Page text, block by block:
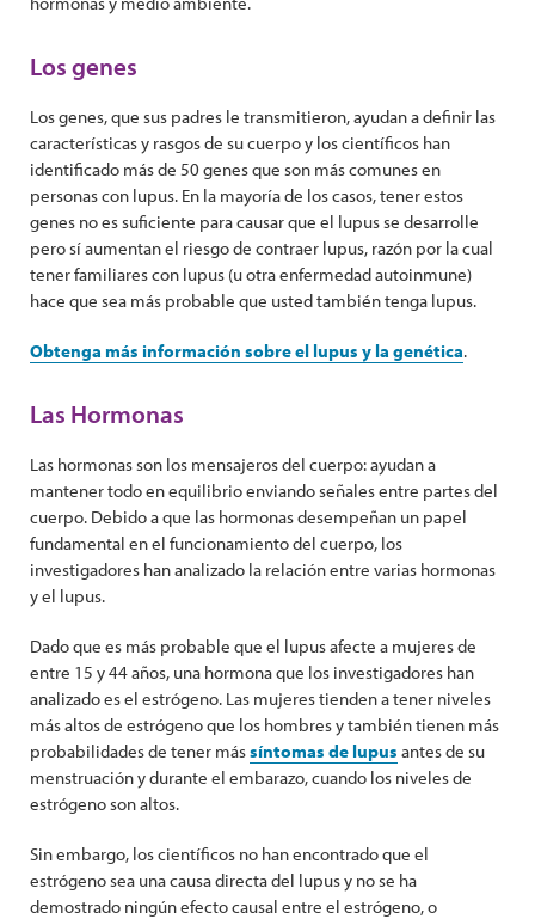
Los genes
Los genes, que sus padres le transmitieron, ayudan a definir las
características y rasgos de su cuerpo y los científicos han
identificado más de 50 genes que son más comunes en
personas con lupus. En la mayoría de los casos, tener estos
genes no es suficiente para causar que el lupus se desarrolle
pero sí aumentan el riesgo de contraer lupus, razón por la cual
tener familiares con lupus (u otra enfermedad autoinmune)
hace que sea más probable que usted también tenga lupus.
Obtenga más información sobre el lupus y la genética.
Las Hormonas
Las hormonas son los mensajeros del cuerpo: ayudan a
mantener todo en equilibrio enviando señales entre partes del
cuerpo. Debido a que las hormonas desempeñan un papel
fundamental en el funcionamiento del cuerpo, los
investigadores han analizado la relación entre varias hormonas
y el lupus.
Dado que es más probable que el lupus afecte a mujeres de
entre 15 y 44 años, una hormona que los investigadores han
analizado es el estrógeno. Las mujeres tienden a tener niveles
más altos de estrógeno que los hombres y también tienen más
probabilidades de tener mássíntomas de lupus antes de su
menstruación y durante el embarazo, cuando los niveles de
estrógeno son altos.
Sin embargo, los científicos no han encontrado que el
estrógeno sea una causa directa del lupus y no se ha
demostrado ningún efecto causal entre el estrógeno, o